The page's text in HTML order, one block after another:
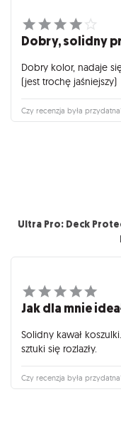
Dobry, solidny
Dobry kolor, nadaje
(jest trochę jaśniejszy)
Czy recenzja była
Ultra Pro: Deck
Jak dla mnie
Solidny kawał
sztuki się rozlazły.
Czy recenzja była